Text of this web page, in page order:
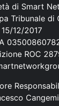
di Smart
Tribunale di
15/12/2017
ROC
Cangemi